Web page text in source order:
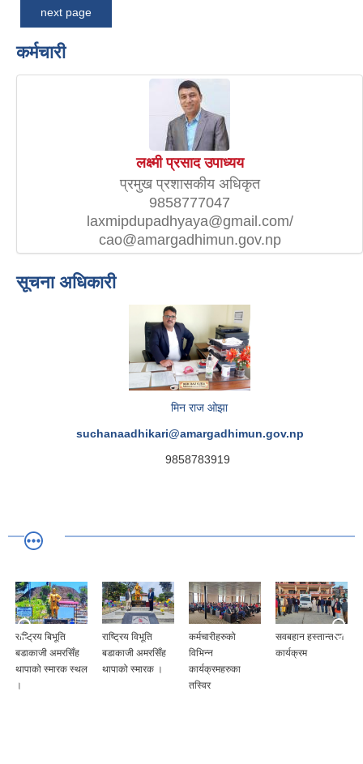
next page
कर्मचारी
लक्ष्मी प्रसाद उपाध्यय
प्रमुख प्रशासकीय अधिकृत
9858777047
laxmipdupadhyaya@gmail.com/
cao@amargadhimun.gov.np
सूचना अधिकारी
मिन राज ओझा
suchanaadhikari@amargadhimun.gov.np
9858783919
राष्ट्रिय बिभूति
बडाकाजी अमरसिँह
थापाको स्मारक स्थल
।
राष्ट्रिय विभूति
बडाकाजी अमरसिँह
थापाको स्मारक ।
कर्मचारीहरुको
विभिन्न
कार्यक्रमहरुका
तस्विर
सवबहान हस्तान्तरण
कार्यक्रम